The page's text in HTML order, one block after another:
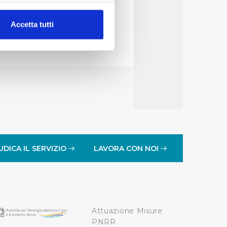
(impronte
che l’Utente ha fornito
i singoli cookie
Accetta tutti
IL SERVIZIO LAVORA CON NOI
Attuazione Misure
PNRR